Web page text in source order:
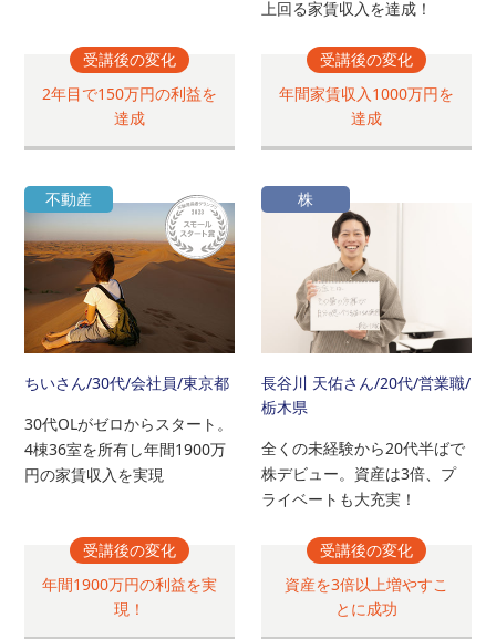
受講後の変化
2年目で150万円の利益を
達成
上回る家賃収入を達成！
受講後の変化
年間家賃収入1000万円を
達成
不動産
ちいさん/30代/会社員/東京都
30代OLがゼロからスタート。
4棟36室を所有し年間1900万
円の家賃収入を実現
受講後の変化
年間1900万円の利益を実
現！
株
長谷川 天佑さん/20代/営業職/
栃木県
全くの未経験から20代半ばで
株デビュー。資産は3倍、プ
ライベートも大充実！
受講後の変化
資産を3倍以上増やすこ
とに成功